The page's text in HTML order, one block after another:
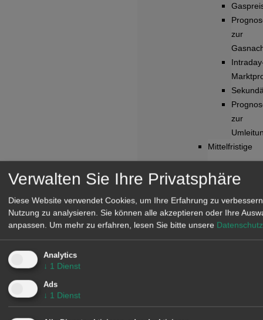
zur
zur
Mittelfristige
von
Verwalten Sie Ihre Privatsphäre
Diese Website verwendet Cookies, um Ihre Erfahrung zu
Nutzung zu analysieren. Sie können alle akzeptieren oder Ihre
anpassen. Um mehr zu erfahren, lesen Sie bitte unsere
Analytics
↓ 1 Dienst
Ads
↓ 1 Dienst